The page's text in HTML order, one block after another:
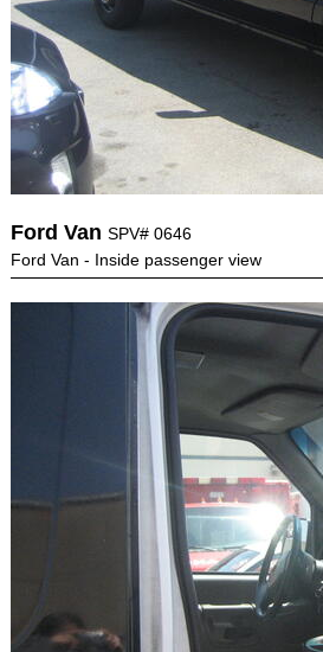
Ford Van SPV# 0646
Ford Van - Inside passenger view